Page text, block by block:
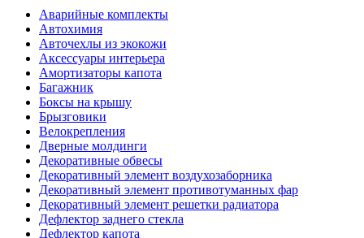
Аварийные комплекты
Автохимия
Авточехлы из экокожи
Аксессуары интерьера
Амортизаторы капота
Багажник
Боксы на крышу
Брызговики
Велокрепления
Дверные молдинги
Декоративные обвесы
Декоративный элемент воздухозаборника
Декоративный элемент противотуманных фар
Декоративный элемент решетки радиатора
Дефлектор заднего стекла
Дефлектор капота